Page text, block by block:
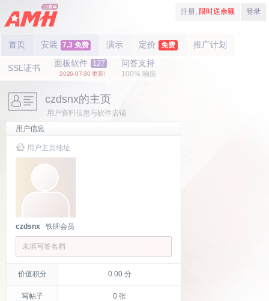
注册, 限时送余额 登录
首页 安装 7.3 免费 演示 定价 免费 推广计划
SSL证书 面板软件 127
2026-07-30 更新!
问答支持
100% 响应
czdsnx的主页
用户资料信息与软件店铺
用户信息
用户主页地址
czdsnx 铁牌会员
未填写签名档
价值积分 0.00 分
写帖子 0 张